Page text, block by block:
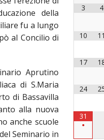
DIOCESANO
DIOCESANI
DELLA CHIESA DIOCESANA
INTERVENTI
DOCUMENTI
della
fu a lungo
al Concilio di
Aprutino
di S.Maria
di Bassavilla
alla nuova
anche scuole
Seminario in
3 4
10 11
17
24
31
•